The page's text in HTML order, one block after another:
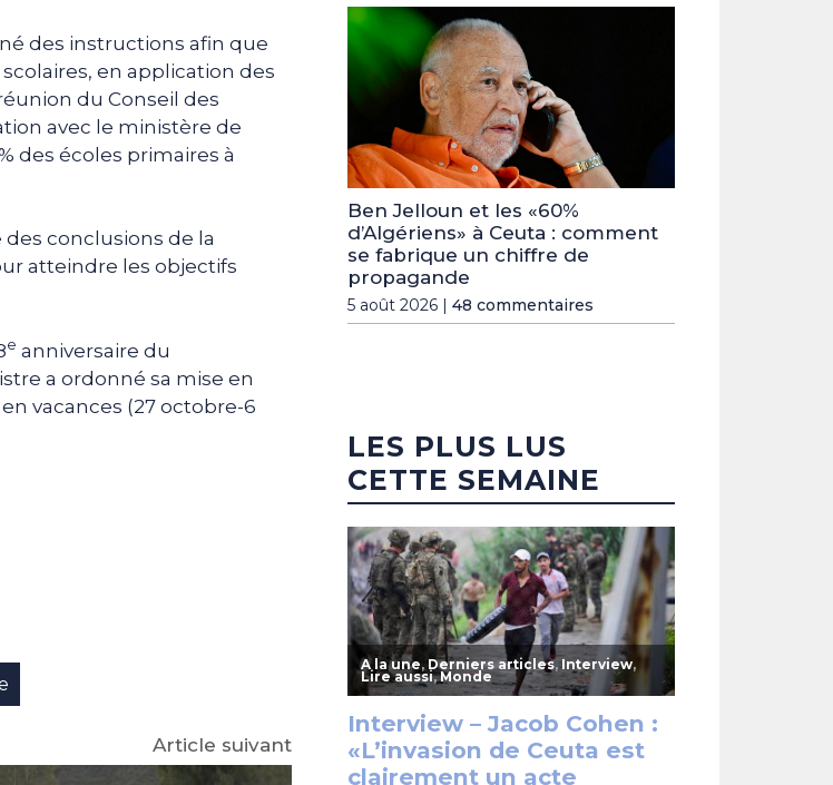
des instructions afin que
en application des
du Conseil des
avec le ministère de
des écoles primaires à
conclusions de la
atteindre les objectifs
e anniversaire du
a ordonné sa mise en
vacances (27 octobre-6
Article suivant
Ben Jelloun et les «60%
d’Algériens» à Ceuta : comment
se fabrique un chiffre de
propagande
5 août 2026 | 48 commentaires
LES PLUS LUS
CETTE SEMAINE